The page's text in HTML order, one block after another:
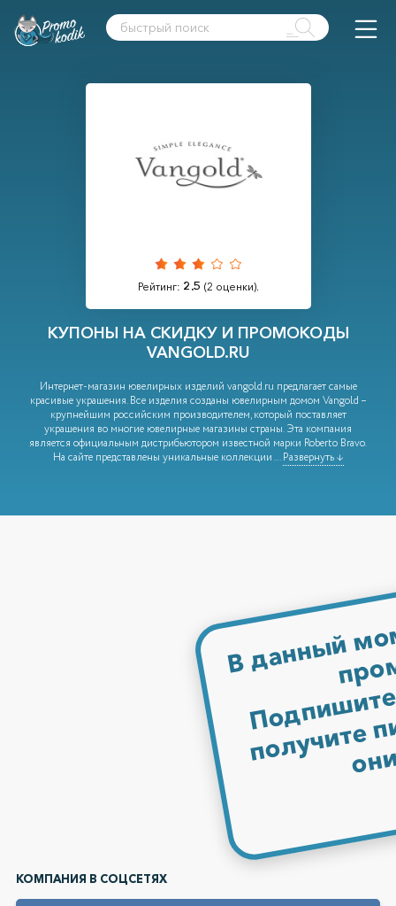
Рейтинг: 2.5 (2 оценки).
КУПОНЫ НА СКИДКУ И ПРОМОКОДЫ
VANGOLD.RU
Интернет-магазин ювелирных изделий vangold.ru предлагает самые
красивые украшения. Все изделия созданы ювелирным домом Vangold –
крупнейшим российским производителем, который поставляет
украшения во многие ювелирные магазины страны. Эта компания
является официальным дистрибьютором известной марки Roberto Bravo.
На сайте представлены уникальные коллекции...Развернуть ↓
КОМПАНИЯ В СОЦСЕТЯХ